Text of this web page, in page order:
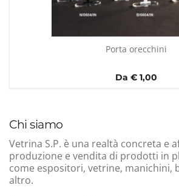
Chi siamo
Vetrina S.P. è una realtà concreta e
produzione e vendita di prodotti in
come espositori, vetrine, manichini,
altro.
Porta orecchini
Da € 1,00